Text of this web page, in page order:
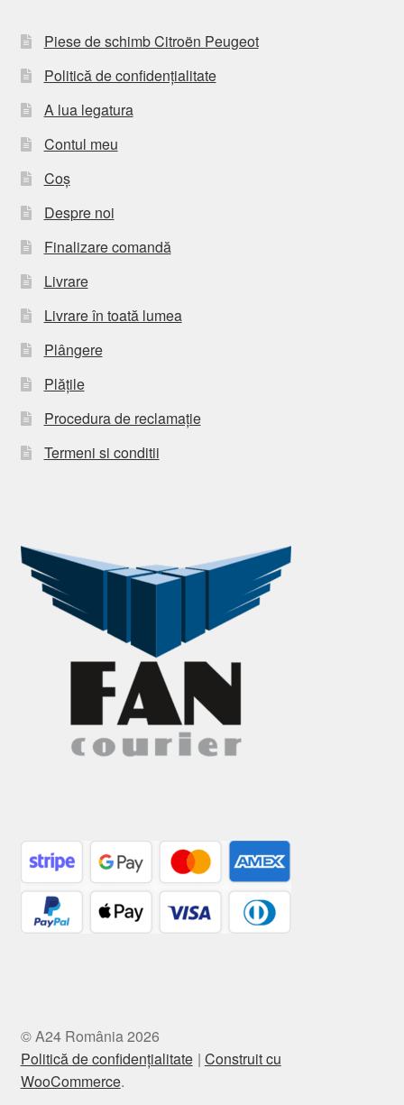
Piese de schimb Citroën Peugeot
Politică de confidențialitate
A lua legatura
Contul meu
Coș
Despre noi
Finalizare comandă
Livrare
Livrare în toată lumea
Plângere
Plățile
Procedura de reclamație
Termeni si conditii
© A24 România 2026
Politică de confidențialitate Construit cu
WooCommerce.